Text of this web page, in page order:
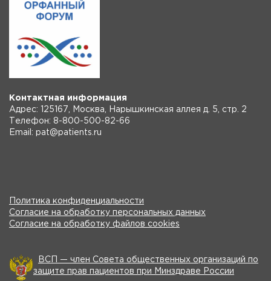
Контактная информация
Адрес: 125167, Москва, Нарышкинская аллея д. 5, стр. 2
Телефон: 8-800-500-82-66
Email: pat@patients.ru
Политика конфиденциальности
Согласие на обработку персональных данных
Согласие на обработку файлов cookies
ВСП — член Совета общественных организаций по
защите прав пациентов при Минздраве России